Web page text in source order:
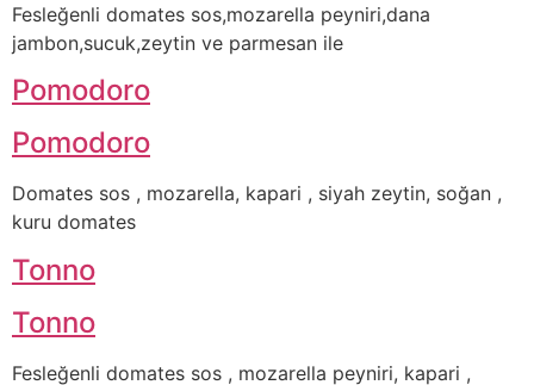
Fesleğenli domates sos,mozarella peyniri,dana
jambon,sucuk,zeytin ve parmesan ile
Pomodoro
Pomodoro
Domates sos , mozarella, kapari , siyah zeytin, soğan ,
kuru domates
Tonno
Tonno
Fesleğenli domates sos , mozarella peyniri, kapari ,